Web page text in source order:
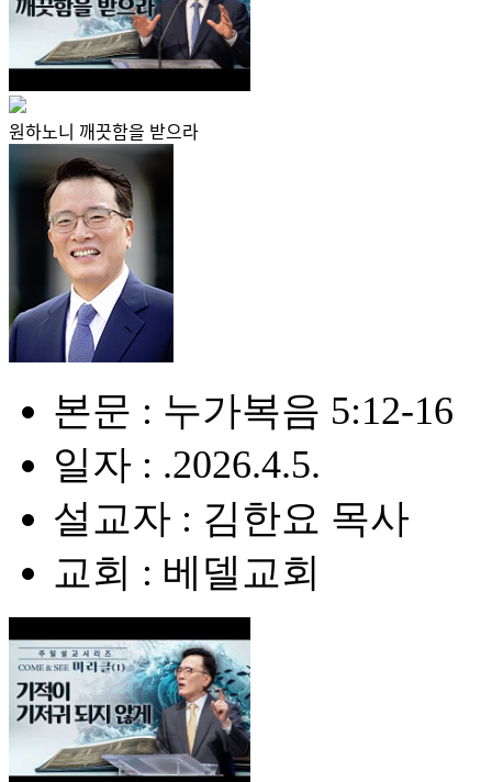
원하노니 깨끗함을 받으라
본문 : 누가복음 5:12-16
일자 : .2026.4.5.
설교자 : 김한요 목사
교회 : 베델교회